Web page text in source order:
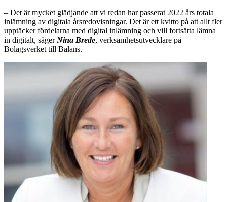
– Det är mycket glädjande att vi redan har passerat 2022 års totala
inlämning av digitala årsredovisningar. Det är ett kvitto på att allt fler
upptäcker fördelarna med digital inlämning och vill fortsätta lämna
in digitalt, säger Nina Brede, verksamhetsutvecklare på
Bolagsverket till Balans.